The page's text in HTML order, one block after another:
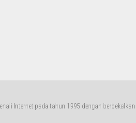
Internet pada tahun 1995 dengan